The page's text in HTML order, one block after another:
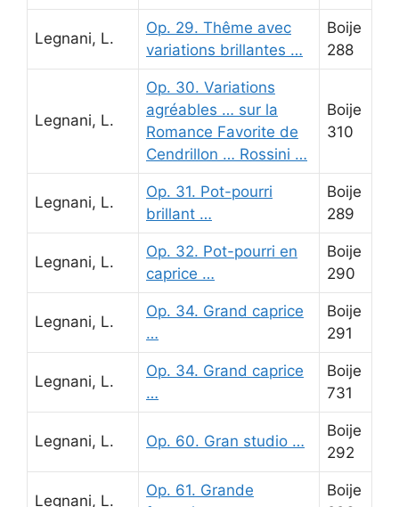
Legnani, L.
Op. 29. Thême avec
variations brillantes …
Boije
288
Legnani, L.
Op. 30. Variations
agréables … sur la
Romance Favorite de
Cendrillon … Rossini …
Boije
310
Legnani, L.
Op. 31. Pot-pourri
brillant …
Boije
289
Legnani, L.
Op. 32. Pot-pourri en
caprice …
Boije
290
Legnani, L.
Op. 34. Grand caprice
…
Boije
291
Legnani, L.
Op. 34. Grand caprice
…
Boije
731
Legnani, L. Op. 60. Gran studio …
Boije
292
Legnani, L.
Op. 61. Grande
Boije